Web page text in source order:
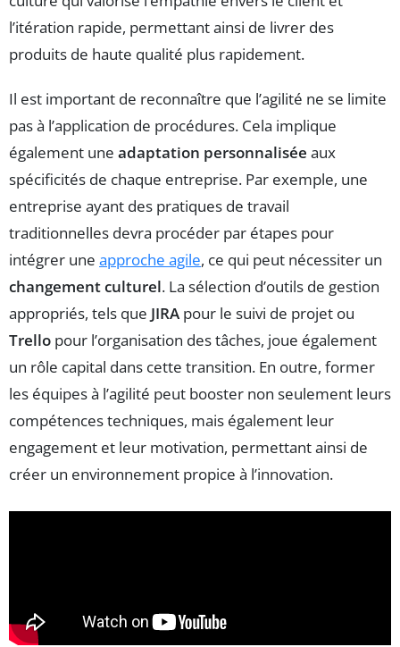
l’itération rapide, permettant ainsi de livrer des
produits de haute qualité plus rapidement.
Il est important de reconnaître que l’agilité ne se limite
pas à l’application de procédures. Cela implique
également une adaptation personnalisée aux
spécificités de chaque entreprise. Par exemple, une
entreprise ayant des pratiques de travail
traditionnelles devra procéder par étapes pour
intégrer une approche agile, ce qui peut nécessiter un
changement culturel. La sélection d’outils de gestion
appropriés, tels que JIRA pour le suivi de projet ou
Trello pour l’organisation des tâches, joue également
un rôle capital dans cette transition. En outre, former
les équipes à l’agilité peut booster non seulement leurs
compétences techniques, mais également leur
engagement et leur motivation, permettant ainsi de
créer un environnement propice à l’innovation.